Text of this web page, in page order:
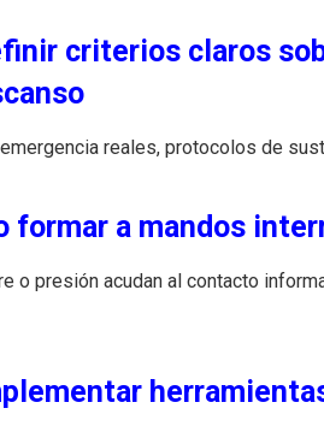
criterios claros
reales, protocolos de
formar a mandos
o presión acudan al contacto